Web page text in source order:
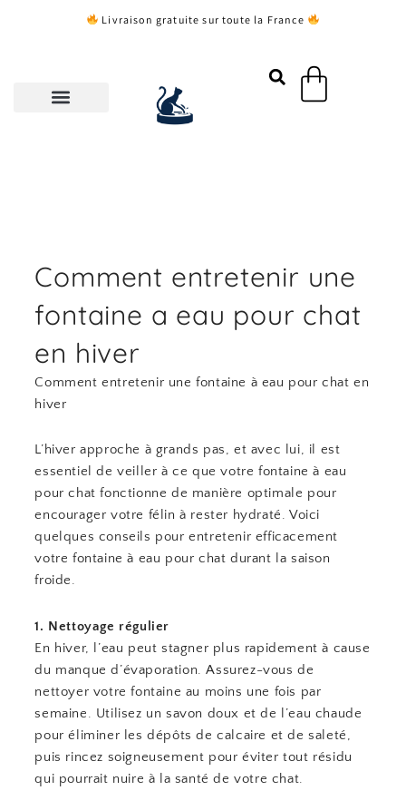
Livraison gratuite sur toute la France
Panier
Comment entretenir une
fontaine a eau pour chat
en hiver
Comment entretenir une fontaine à eau pour chat en
hiver
L’hiver approche à grands pas, et avec lui, il est
essentiel de veiller à ce que votre fontaine à eau
pour chat fonctionne de manière optimale pour
encourager votre félin à rester hydraté. Voici
quelques conseils pour entretenir efficacement
votre fontaine à eau pour chat durant la saison
froide.
1. Nettoyage régulier
En hiver, l’eau peut stagner plus rapidement à cause
du manque d’évaporation. Assurez-vous de
nettoyer votre fontaine au moins une fois par
semaine. Utilisez un savon doux et de l’eau chaude
pour éliminer les dépôts de calcaire et de saleté,
puis rincez soigneusement pour éviter tout résidu
qui pourrait nuire à la santé de votre chat.